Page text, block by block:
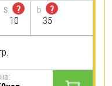
S
?
10
b
?
35